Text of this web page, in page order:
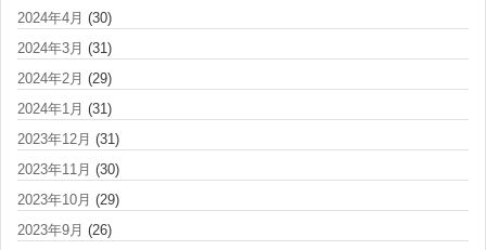
2024年4月 (30)
2024年3月 (31)
2024年2月 (29)
2024年1月 (31)
2023年12月 (31)
2023年11月 (30)
2023年10月 (29)
2023年9月 (26)